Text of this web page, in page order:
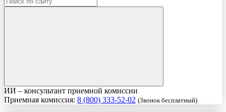
ИИ – консультант приемной комиссии
Приемная комиссия: 8 (800) 333-52-02 (Звонок бесплатный)